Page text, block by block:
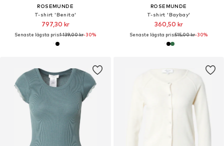
ROSEMUNDE
T-shirt 'Benita'
797,30 kr
Senaste lägsta pris:1 139,00 kr-30%
ROSEMUNDE
T-shirt 'Baybay'
360,50 kr
Senaste lägsta pris:515,00 kr-30%